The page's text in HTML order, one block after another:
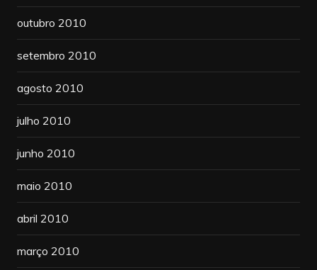
outubro 2010
setembro 2010
agosto 2010
julho 2010
junho 2010
maio 2010
abril 2010
março 2010